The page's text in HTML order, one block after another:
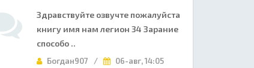
Здравствуйте озвучте пожалуйста
книгу имя нам легион 34 Зарание
способо ..
Богдан907 / 06-авг, 14:05